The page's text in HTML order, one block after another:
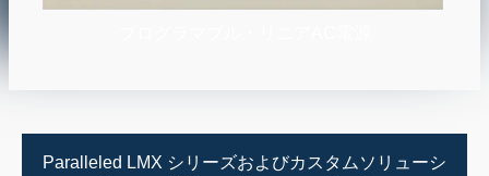
Paralleled LMX シリーズおよびカスタムソリューシ